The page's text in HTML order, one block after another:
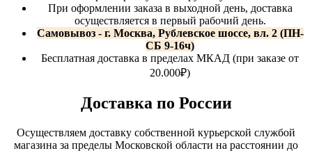
При оформлении заказа в выходной день, доставка
осуществляется в первый рабочий день.
Самовывоз - г. Москва, Рублевское шоссе, вл. 2 (ПН-
СБ 9-16ч)
Бесплатная доставка в пределах МКАД (при заказе от
20.000₽)
Доставка по России
Осуществляем доставку собственной курьерской службой
магазина за пределы Московской области на расстоянии до